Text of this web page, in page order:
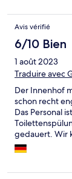
Avis vérifié
6/10 Bien
1 août 2023
Traduire avec
Der Innenhof
schon recht
Das Personal
gedauert. Wir
jedesmal das
unseres